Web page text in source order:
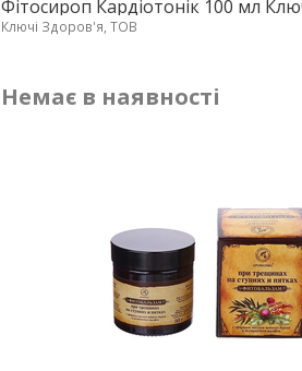
Фітосироп Кардіотонік 100 мл
Ключі Здоров'я, ТОВ
Немає в наявності